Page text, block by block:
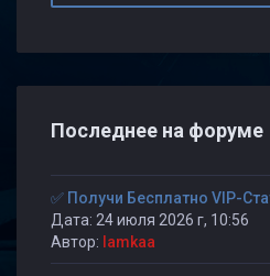
Последнее на форуме
✅ Получи Бесплатно VIP-
Дата: 24 июля 2026 г, 10:56
Автор: lamkaa